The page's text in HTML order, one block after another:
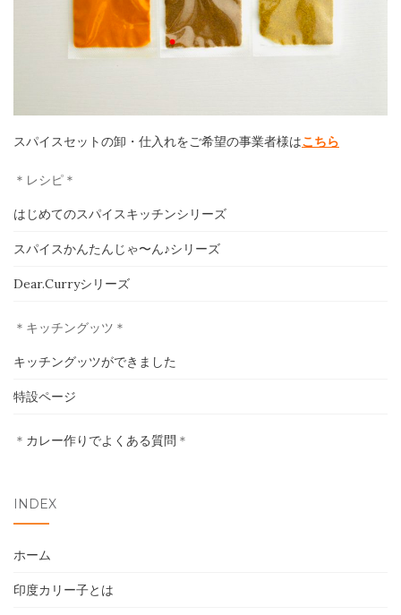
ホーム
採用情報
スパイスセットの卸・仕入れをご希望の事業者様はこちら
＊レシピ＊
はじめてのスパイスキッチンシリーズ
スパイスかんたんじゃ〜ん♪シリーズ
Dear.Curryシリーズ
＊キッチングッツ＊
キッチングッツができました
特設ページ
＊ カレー作りでよくある質問 ＊
INDEX
ホーム
印度カリー子とは